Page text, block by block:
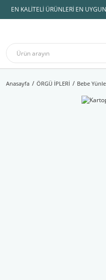
EN KALİTELİ ÜRÜNLERİ EN
Anasayfa ÖRGÜ İPLERİ Bebe